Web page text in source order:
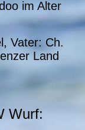
im Alter
Vater: Ch.
Land
Wurf: